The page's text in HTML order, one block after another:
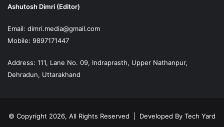
Ashutosh Dimri (Editor)
Email: dimri.media@gmail.com
Mobile: 9897171447
Address: 111, Lane No. 09, Indraprasth, Upper Nathanpur,
Dehradun, Uttarakhand
© Copyright 2026, All Rights Reserved | Developed By Tech Yard